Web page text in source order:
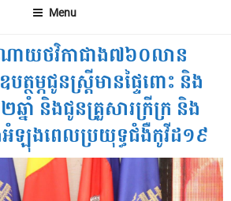
Menu
ណាយថវិកាជាង៧៦០លាន
បត្ថម្ភជូនស្ត្រីមានផ្ទៃពោះ និង
នាំ និងជូនគ្រួសារក្រីក្រ និង
អំឡុងពេលប្រយុទ្ធជំងឺកូវីដ១៩